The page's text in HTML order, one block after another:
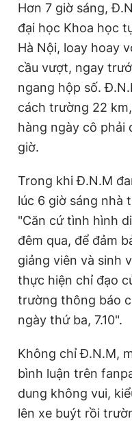
Phó tổng biên tập: Trần
Tổng thư ký tòa soạn: Đức
© 2003-2026 Bản quyền
chép dưới mọi hình thức
bản. Phát triển bởi ePi
Hơn 7 giờ sáng,
đại học Khoa học
Hà Nội, loay hoay
cầu vượt, ngay
ngang hộp số.
cách trường 22
hàng ngày cô phải
giờ.
Trong khi Đ.N.M
lúc 6 giờ sáng nhà
"Căn cứ tình hình
đêm qua, để đảm
giảng viên và sinh
thực hiện chỉ đạo
trường thông báo
ngày thứ ba, 7.10".
Không chỉ Đ.N.M,
bình luận trên
dung không vui,
lên xe buýt rồi